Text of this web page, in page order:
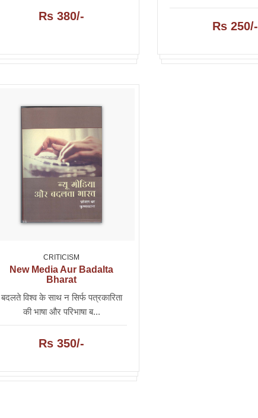
Rs 380/-
Rs 250/-
CRITICISM
New Media Aur Badalta
Bharat
बदलते विश्व के साथ न सिर्फ पत्रकारिता
की भाषा और परिभाषा ब...
Rs 350/-